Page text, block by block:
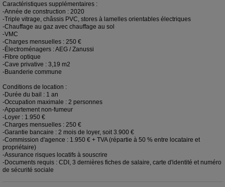
Caractéristiques supplémentaires :
-Année de construction : 2020
-Triple vitrage, châssis PVC, stores à lamelles orientables électriques
-Chauffage au gaz avec chauffage au sol
-VMC
-Charges mensuelles : 250 €
-Électroménagers : AEG / Zanussi
-Fibre optique
-Cave privative : 3,19 m2
-Buanderie commune
Conditions de location :
-Durée du bail : 1 an
-Occupation maximale : 2 personnes
-Appartement non-fumeur
-Loyer : 1.950 €
-Charges mensuelles : 250 €
-Garantie bancaire : 2 mois de loyer, soit 3.900 €
-Commission d'agence : 1.950 € + TVA (répartie à 50 % entre locataire et
propriétaire)
-Assurance risques locatifs à souscrire
-Documents requis : CDI, 3 dernières fiches de salaire, carte d'identité et numéro
de sécurité sociale